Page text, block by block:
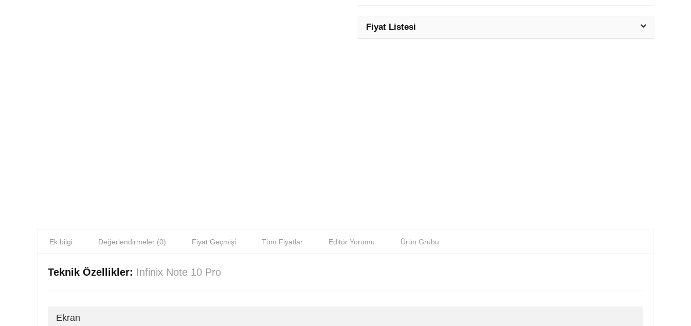
Fiyat Listesi
Ek bilgi Değerlendirmeler (0) Fiyat Geçmişi Tüm Fiyatlar Editör Yorumu Ürün Grubu
Teknik Özellikler: Infinix Note 10 Pro
Ekran